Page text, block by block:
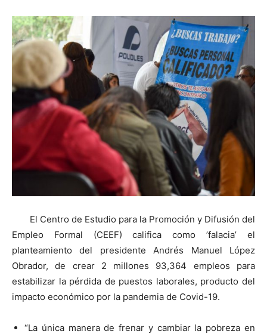
El Centro de Estudio para la Promoción y Difusión del
Empleo Formal (CEEF) califica como ’falacia’ el
planteamiento del presidente Andrés Manuel López
Obrador, de crear 2 millones 93,364 empleos para
estabilizar la pérdida de puestos laborales, producto del
impacto económico por la pandemia de Covid-19.
“La única manera de frenar y cambiar la pobreza en